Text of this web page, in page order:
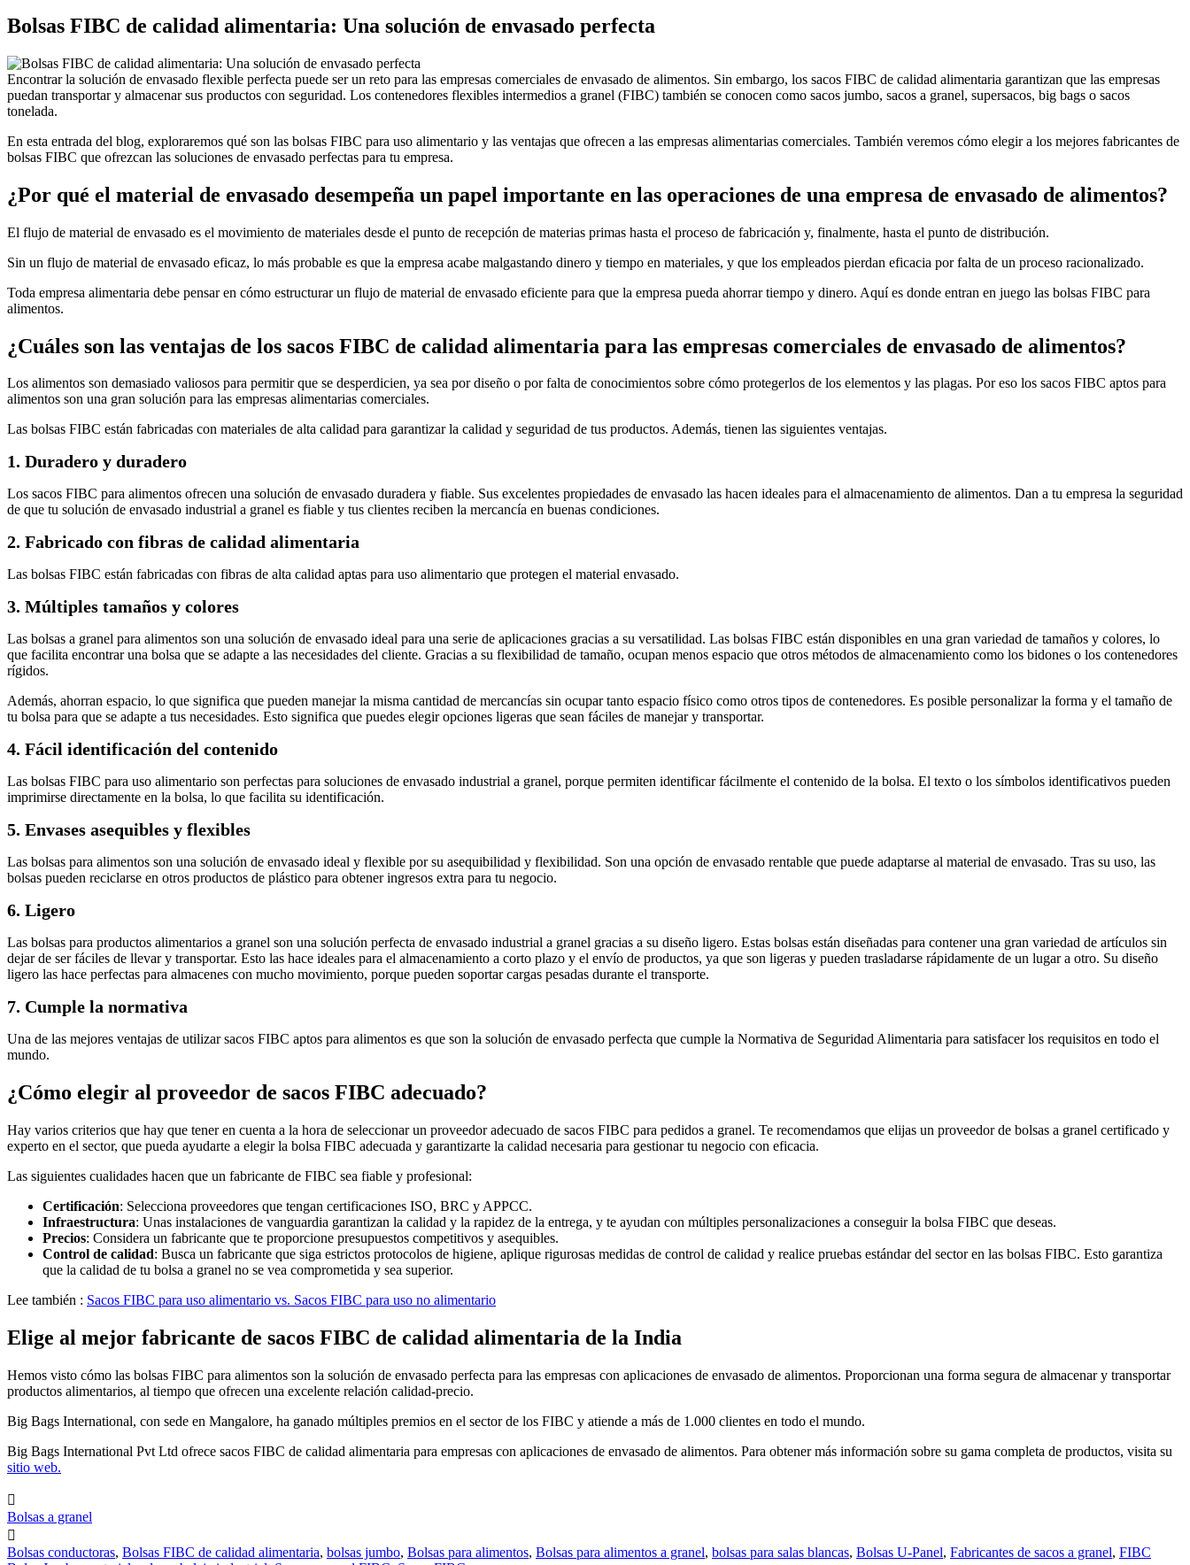
Bolsas FIBC de calidad alimentaria: Una solución de envasado perfecta
Encontrar la solución de envasado flexible perfecta puede ser un reto para las empresas comerciales de envasado de alimentos. Sin embargo, los sacos FIBC de calidad alimentaria garantizan que las empresas
puedan transportar y almacenar sus productos con seguridad. Los contenedores flexibles intermedios a granel (FIBC) también se conocen como sacos jumbo, sacos a granel, supersacos, big bags o sacos
tonelada.
En esta entrada del blog, exploraremos qué son las bolsas FIBC para uso alimentario y las ventajas que ofrecen a las empresas alimentarias comerciales. También veremos cómo elegir a los mejores fabricantes de
bolsas FIBC que ofrezcan las soluciones de envasado perfectas para tu empresa.
¿Por qué el material de envasado desempeña un papel importante en las operaciones de una empresa de envasado de alimentos?
El flujo de material de envasado es el movimiento de materiales desde el punto de recepción de materias primas hasta el proceso de fabricación y, finalmente, hasta el punto de distribución.
Sin un flujo de material de envasado eficaz, lo más probable es que la empresa acabe malgastando dinero y tiempo en materiales, y que los empleados pierdan eficacia por falta de un proceso racionalizado.
Toda empresa alimentaria debe pensar en cómo estructurar un flujo de material de envasado eficiente para que la empresa pueda ahorrar tiempo y dinero. Aquí es donde entran en juego las bolsas FIBC para
alimentos.
¿Cuáles son las ventajas de los sacos FIBC de calidad alimentaria para las empresas comerciales de envasado de alimentos?
Los alimentos son demasiado valiosos para permitir que se desperdicien, ya sea por diseño o por falta de conocimientos sobre cómo protegerlos de los elementos y las plagas. Por eso los sacos FIBC aptos para
alimentos son una gran solución para las empresas alimentarias comerciales.
Las bolsas FIBC están fabricadas con materiales de alta calidad para garantizar la calidad y seguridad de tus productos. Además, tienen las siguientes ventajas.
1. Duradero y duradero
Los sacos FIBC para alimentos ofrecen una solución de envasado duradera y fiable. Sus excelentes propiedades de envasado las hacen ideales para el almacenamiento de alimentos. Dan a tu empresa la seguridad
de que tu solución de envasado industrial a granel es fiable y tus clientes reciben la mercancía en buenas condiciones.
2. Fabricado con fibras de calidad alimentaria
Las bolsas FIBC están fabricadas con fibras de alta calidad aptas para uso alimentario que protegen el material envasado.
3. Múltiples tamaños y colores
Las bolsas a granel para alimentos son una solución de envasado ideal para una serie de aplicaciones gracias a su versatilidad. Las bolsas FIBC están disponibles en una gran variedad de tamaños y colores, lo
que facilita encontrar una bolsa que se adapte a las necesidades del cliente. Gracias a su flexibilidad de tamaño, ocupan menos espacio que otros métodos de almacenamiento como los bidones o los contenedores
rígidos.
Además, ahorran espacio, lo que significa que pueden manejar la misma cantidad de mercancías sin ocupar tanto espacio físico como otros tipos de contenedores. Es posible personalizar la forma y el tamaño de
tu bolsa para que se adapte a tus necesidades. Esto significa que puedes elegir opciones ligeras que sean fáciles de manejar y transportar.
4. Fácil identificación del contenido
Las bolsas FIBC para uso alimentario son perfectas para soluciones de envasado industrial a granel, porque permiten identificar fácilmente el contenido de la bolsa. El texto o los símbolos identificativos pueden
imprimirse directamente en la bolsa, lo que facilita su identificación.
5. Envases asequibles y flexibles
Las bolsas para alimentos son una solución de envasado ideal y flexible por su asequibilidad y flexibilidad. Son una opción de envasado rentable que puede adaptarse al material de envasado. Tras su uso, las
bolsas pueden reciclarse en otros productos de plástico para obtener ingresos extra para tu negocio.
6. Ligero
Las bolsas para productos alimentarios a granel son una solución perfecta de envasado industrial a granel gracias a su diseño ligero. Estas bolsas están diseñadas para contener una gran variedad de artículos sin
dejar de ser fáciles de llevar y transportar. Esto las hace ideales para el almacenamiento a corto plazo y el envío de productos, ya que son ligeras y pueden trasladarse rápidamente de un lugar a otro. Su diseño
ligero las hace perfectas para almacenes con mucho movimiento, porque pueden soportar cargas pesadas durante el transporte.
7. Cumple la normativa
Una de las mejores ventajas de utilizar sacos FIBC aptos para alimentos es que son la solución de envasado perfecta que cumple la Normativa de Seguridad Alimentaria para satisfacer los requisitos en todo el
mundo.
¿Cómo elegir al proveedor de sacos FIBC adecuado?
Hay varios criterios que hay que tener en cuenta a la hora de seleccionar un proveedor adecuado de sacos FIBC para pedidos a granel. Te recomendamos que elijas un proveedor de bolsas a granel certificado y
experto en el sector, que pueda ayudarte a elegir la bolsa FIBC adecuada y garantizarte la calidad necesaria para gestionar tu negocio con eficacia.
Las siguientes cualidades hacen que un fabricante de FIBC sea fiable y profesional:
Certificación: Selecciona proveedores que tengan certificaciones ISO, BRC y APPCC.
Infraestructura: Unas instalaciones de vanguardia garantizan la calidad y la rapidez de la entrega, y te ayudan con múltiples personalizaciones a conseguir la bolsa FIBC que deseas.
Precios: Considera un fabricante que te proporcione presupuestos competitivos y asequibles.
Control de calidad: Busca un fabricante que siga estrictos protocolos de higiene, aplique rigurosas medidas de control de calidad y realice pruebas estándar del sector en las bolsas FIBC. Esto garantiza
que la calidad de tu bolsa a granel no se vea comprometida y sea superior.
Lee también : Sacos FIBC para uso alimentario vs. Sacos FIBC para uso no alimentario
Elige al mejor fabricante de sacos FIBC de calidad alimentaria de la India
Hemos visto cómo las bolsas FIBC para alimentos son la solución de envasado perfecta para las empresas con aplicaciones de envasado de alimentos. Proporcionan una forma segura de almacenar y transportar
productos alimentarios, al tiempo que ofrecen una excelente relación calidad-precio.
Big Bags International, con sede en Mangalore, ha ganado múltiples premios en el sector de los FIBC y atiende a más de 1.000 clientes en todo el mundo.
Big Bags International Pvt Ltd ofrece sacos FIBC de calidad alimentaria para empresas con aplicaciones de envasado de alimentos. Para obtener más información sobre su gama completa de productos, visita su
sitio web.

Bolsas a granel

Bolsas conductoras, Bolsas FIBC de calidad alimentaria, bolsas jumbo, Bolsas para alimentos, Bolsas para alimentos a granel, bolsas para salas blancas, Bolsas U-Panel, Fabricantes de sacos a granel, FIBC